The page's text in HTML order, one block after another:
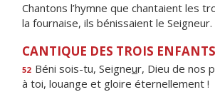
Chantons l’hymne que chantaient les
la fournaise, ils bénissaient le Seigneur.
CANTIQUE DES TROIS
52 Béni sois-tu, Seigneur, Dieu de nos
à toi, louange et gloire éternellement !